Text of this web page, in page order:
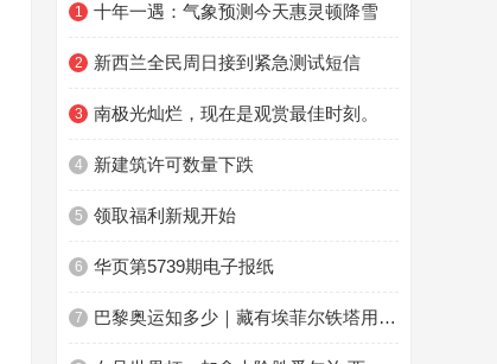
1 十年一遇：气象预测今天惠灵顿降雪
2 新西兰全民周日接到紧急测试短信
3 南极光灿烂，现在是观赏最佳时刻。
4 新建筑许可数量下跌
5 领取福利新规开始
6 华页第5739期电子报纸
7 巴黎奥运知多少｜藏有埃菲尔铁塔用料的奥运奖牌